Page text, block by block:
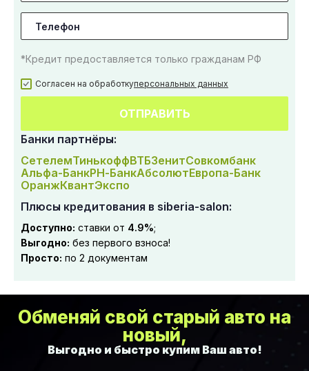
*Кредит предоставляется только гражданам РФ
Согласен на обработкуперсональных данных
ОТПРАВИТЬ
Банки партнёры:
СетелемТинькоффВТБЗенитСовкомбанк
Альфа-БанкРН-БанкАбсолютЕвропа-Банк
ОранжКвантЭкспо
Плюсы кредитования в siberia-salon:
Доступно: ставки от 4.9%;
Выгодно: без первого взноса!
Просто: по 2 документам
Обменяй свой старый авто на
новый,